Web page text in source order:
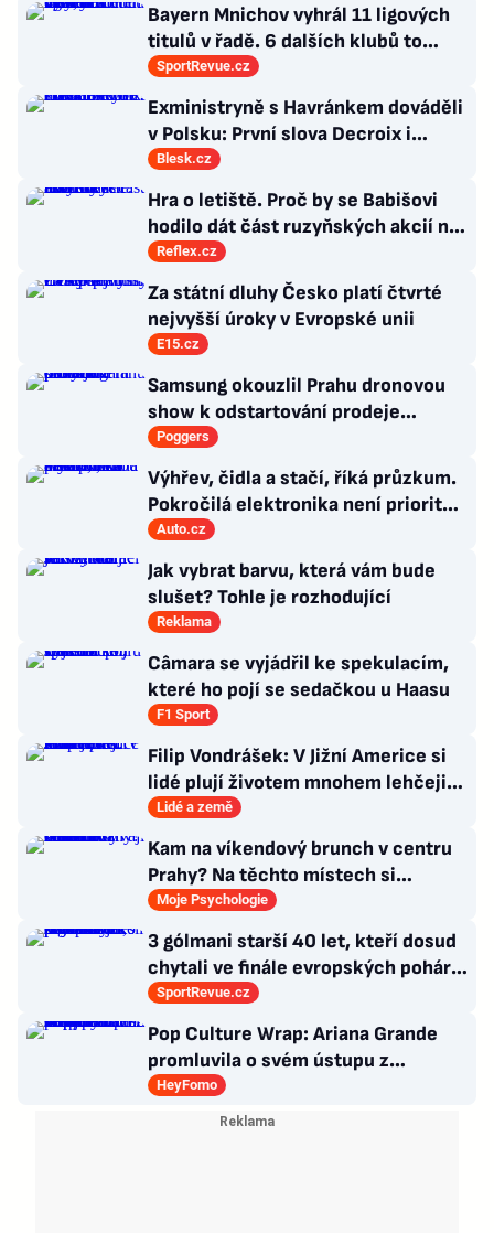
Bayern Mnichov vyhrál 11 ligových
titulů v řadě. 6 dalších klubů to
zvládlo také, některé i víckrát
SportRevue.cz
Exministryně s Havránkem dováděli
v Polsku: První slova Decroix i
Havránkové!
Blesk.cz
Hra o letiště. Proč by se Babišovi
hodilo dát část ruzyňských akcií na
burzu?
Reflex.cz
Za státní dluhy Česko platí čtvrté
nejvyšší úroky v Evropské unii
E15.cz
Samsung okouzlil Prahu dronovou
show k odstartování prodeje
nových produktů
Poggers
Výhřev, čidla a stačí, říká průzkum.
Pokročilá elektronika není prioritou
zákazníků
Auto.cz
Jak vybrat barvu, která vám bude
slušet? Tohle je rozhodující
Reklama
Câmara se vyjádřil ke spekulacím,
které ho pojí se sedačkou u Haasu
F1 Sport
Filip Vondrášek: V Jižní Americe si
lidé plují životem mnohem lehčeji,
věci tolik neřeší
Lidé a země
Kam na víkendový brunch v centru
Prahy? Na těchto místech si
dlouhou snídani užívají i místní
Moje Psychologie
3 gólmani starší 40 let, kteří dosud
chytali ve finále evropských pohárů.
Všichni odešli ze hřiště jako
poražení
SportRevue.cz
Pop Culture Wrap: Ariana Grande
promluvila o svém ústupu z
veřejného života a Sophia z
KATSEYE si dává pauzu od skupiny
HeyFomo